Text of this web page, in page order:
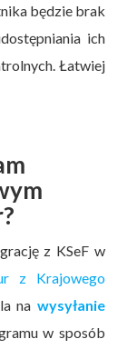
będzie brak
ich
Łatwiej
z KSeF w
z Krajowego
na wysyłanie
w sposób